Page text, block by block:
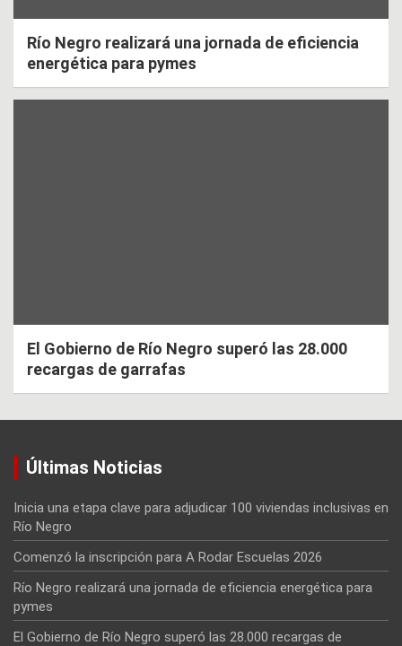
Río Negro realizará una jornada de eficiencia
energética para pymes
El Gobierno de Río Negro superó las 28.000
recargas de garrafas
Últimas Noticias
Inicia una etapa clave para adjudicar 100 viviendas inclusivas en
Río Negro
Comenzó la inscripción para A Rodar Escuelas 2026
Río Negro realizará una jornada de eficiencia energética para
pymes
El Gobierno de Río Negro superó las 28.000 recargas de